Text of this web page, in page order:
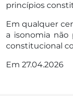
princípios
Em qualquer
a isonomia não
constitucional
Em 27.04.2026